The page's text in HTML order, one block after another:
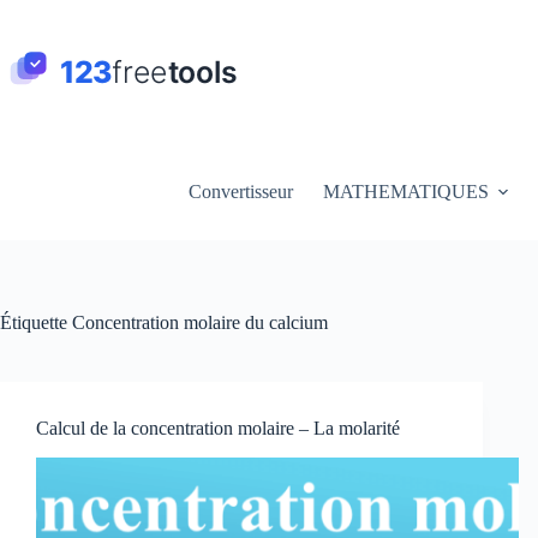
contenu
Convertisseur MATHEMATIQUES
Étiquette Concentration molaire du calcium
Calcul de la concentration molaire – La molarité